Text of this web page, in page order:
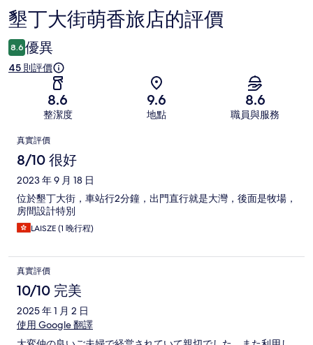
評
價
墾丁大街萌香旅店的評價
8.6 優異
45 則評價
8.6
整潔度
9.6
地點
8.6
職員與服務
評
價
真實評價
8/10 很好
2023 年 9 月 18 日
位於墾丁大街，車站行2分鐘，出門直行就是大灣，後面是牧場，
房間設計特別
LAISZE (1 晚行程)
真實評價
10/10 完美
2025 年 1 月 2 日
使用 Google 翻譯